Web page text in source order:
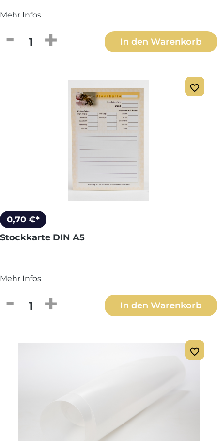
Mehr Infos
Produkt Anzahl: Gib den gewünschten
In den Warenkorb
0,70 €*
Stockkarte DIN A5
Mehr Infos
Produkt Anzahl: Gib den gewünschten
In den Warenkorb